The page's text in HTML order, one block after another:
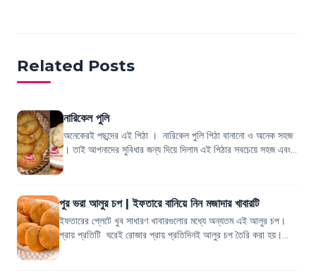
Related Posts
নারিকেল পুলি
অনেকেরই পছন্দের এই পিঠা । নারিকেল পুলি পিঠা বানানো ও অনেক সহজ
। তাই আপনাদের সুবিধার জন্য দিয়ে দিলাম এই পিঠার সবচেয়ে সহজ এবং
বেষ্ট রেসিপি...
পুর ভরা আলুর চপ | ইফতারে বানিয়ে নিন মজাদার খাবারটি
ইফতারের প্লেটে খুব সাধারণ খাবারগুলোর মধ্যে অন্যতম এই আলুর চপ।
প্রায় প্রতিটি ঘরেই রোজার প্রায় প্রতিদিনই আলুর চপ তৈরি করা হয়।